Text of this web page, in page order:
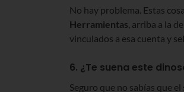
No hay problema. Estas
Herramientas , arriba a la
vinculados a esa cuenta y
6. ¿Te suena este
Seguro que no sabías que